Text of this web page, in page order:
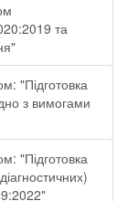
та
"Підготовка
з вимогами
"Підготовка